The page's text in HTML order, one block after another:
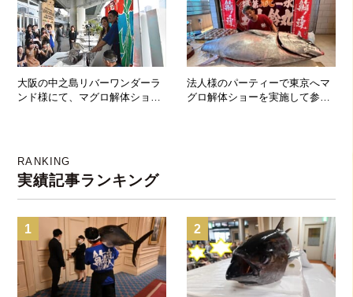
大阪の中之島リバーワンダーラ
ンド様にて、マグロ解体ショー
法人様のパーティーで東京へマ
グロ解体ショーを実施して参り
RANKING
実績記事ランキング
1 2